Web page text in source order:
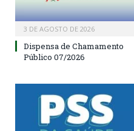
3 DE AGOSTO DE 2026
Dispensa de Chamamento
Público 07/2026